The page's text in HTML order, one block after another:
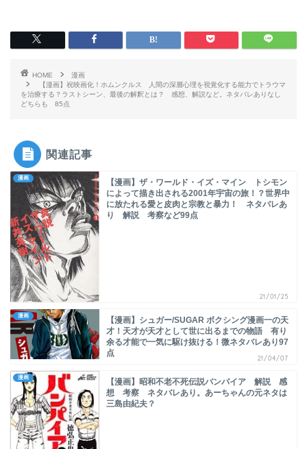
HOME
漫画
【漫画】祝映画化！ホムンクルス 人間の深層心理を視覚化する能力でトラウマ
を治療する？ラストシーン、最後の解釈とは？ 感想、解説など。ネタバレありなし
どちらも 85点
関連記事
漫画
【漫画】ザ・ワールド・イズ・マイン トシモン
によって描き出される2001年宇宙の旅！？世界中
に放たれる愛と皮肉と宗教と暴力！ ネタバレあ
り 解説 考察など99点
21/01/25
漫画
【漫画】シュガー/SUGAR ボクシング漫画一の天
才！天才が天才として世に出るまでの物語 有り
余る才能で一気に駆け抜ける！微ネタバレあり97
点
21/04/07
漫画
【漫画】昭和不老不死伝説バンパイア 解説 感
想 考察 ネタバレあり。あーちゃんの元ネタは
三島由紀夫？